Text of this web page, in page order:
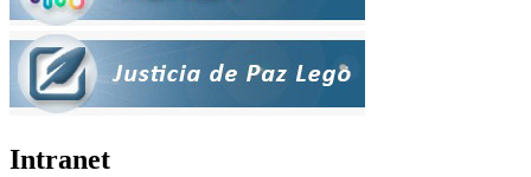
Intranet